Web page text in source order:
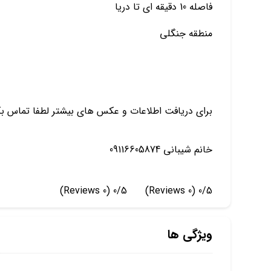
فاصله 10 دقیقه ای تا دریا
منطقه جنگلی
برای دریافت اطلاعات و عکس های بیشتر لطفا تماس
خانم شیبانی 09116605874
0/5
(0 Reviews)
0/5
(0 Reviews)
ویژگی ها